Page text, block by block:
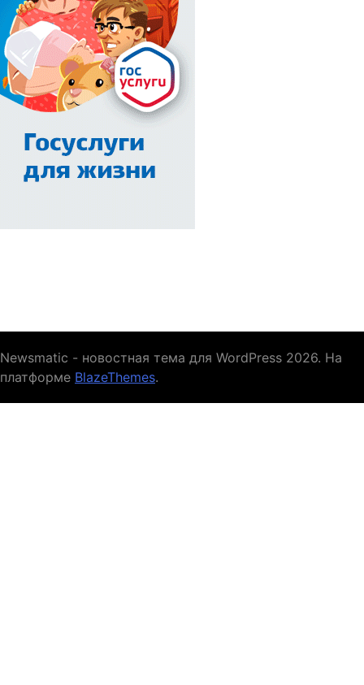
Newsmatic - новостная тема для WordPress 2026. На
платформе BlazeThemes.